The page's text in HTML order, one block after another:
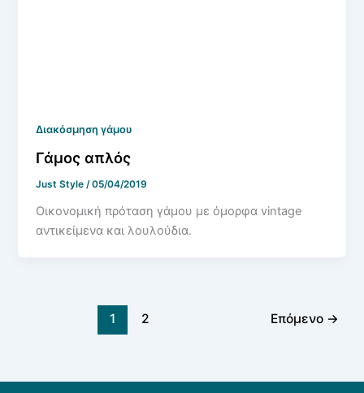
Διακόσμηση γάμου
Γάμος απλός
Just Style /05/04/2019
Οικονομική πρόταση γάμου με όμορφα vintage
αντικείμενα και λουλούδια.
1 2 Επόμενο →